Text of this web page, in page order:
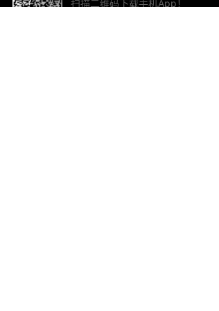
扫描二维码下载手机App！